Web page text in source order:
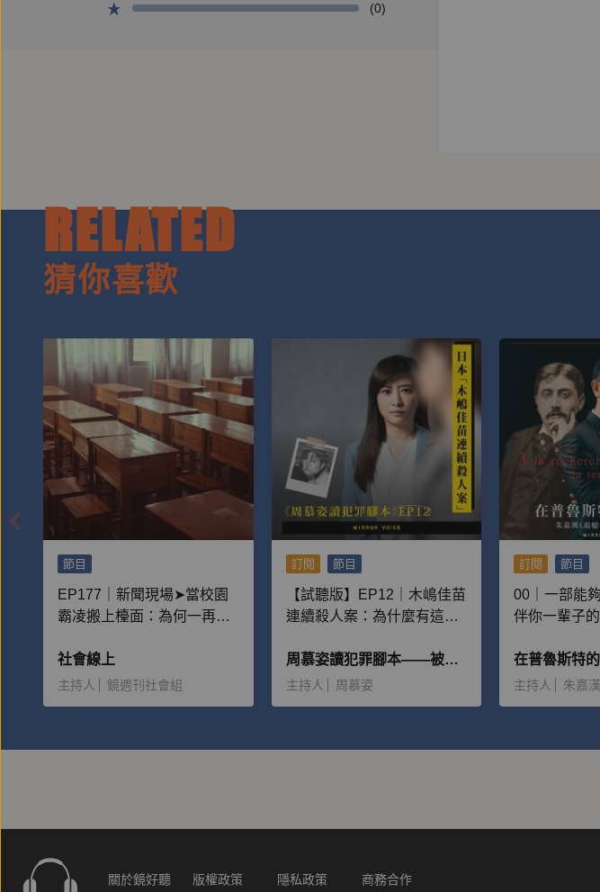
(0)
RELATED
猜你喜歡
節目
EP177｜新聞現場➤當校園
霸凌搬上檯面：為何一再重
社會線上
主持人 鏡週刊社會組
訂閱 節目
【試聽版】EP12｜木嶋佳苗
連續殺人案：為什麼有這麼
給予大量金錢？
周慕姿讀犯罪腳本——被惡魔追逐的人
主持人 周慕姿
訂閱 節目
00｜一部能
伴你一輩子
主持人 朱嘉漢
關於鏡好聽 版權政策 隱私政策 商務合作